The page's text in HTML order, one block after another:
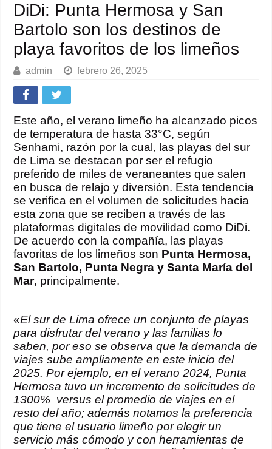
DiDi: Punta Hermosa y San
Bartolo son los destinos de
playa favoritos de los limeños
admin febrero 26, 2025
Este año, el verano limeño ha alcanzado picos
de temperatura de hasta 33°C, según
Senhami, razón por la cual, las playas del sur
de Lima se destacan por ser el refugio
preferido de miles de veraneantes que salen
en busca de relajo y diversión. Esta tendencia
se verifica en el volumen de solicitudes hacia
esta zona que se reciben a través de las
plataformas digitales de movilidad como DiDi.
De acuerdo con la compañía, las playas
favoritas de los limeños son Punta Hermosa,
San Bartolo, Punta Negra y Santa María del
Mar, principalmente.
«El sur de Lima ofrece un conjunto de playas
para disfrutar del verano y las familias lo
saben, por eso se observa que la demanda de
viajes sube ampliamente en este inicio del
2025. Por ejemplo, en el verano 2024, Punta
Hermosa tuvo un incremento de solicitudes de
1300% versus el promedio de viajes en el
resto del año; además notamos la preferencia
que tiene el usuario limeño por elegir un
servicio más cómodo y con herramientas de